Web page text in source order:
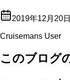
2019年12月20日
Cruisemans User
このブログ